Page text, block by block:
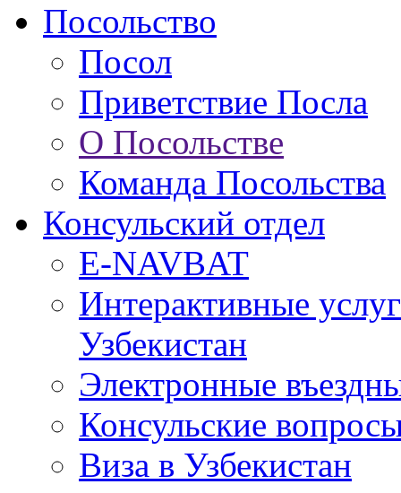
Посольство
Посол
Приветствие Посла
О Посольстве
Команда Посольства
Консульский отдел
E-NAVBAT
Интерактивные
Узбекистан
Электронные
Консульские
Виза в Узбекистан